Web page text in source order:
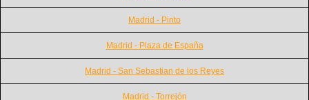
Madrid - Pinto
Madrid - Plaza de España
Madrid - San Sebastian de los Reyes
Madrid - Torrejón